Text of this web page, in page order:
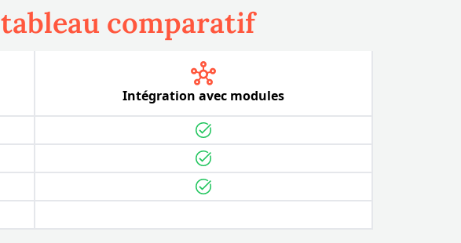
tableau comparatif
Intégration avec modules